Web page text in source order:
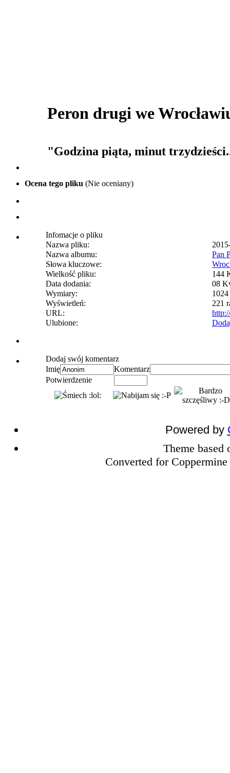
Peron drugi we
"Godzina piąta, minut
Ocena tego pliku (Nie oceniany)
Infomacje o pliku
Nazwa pliku:
Nazwa albumu:
Pan
Słowa kluczowe:
Wielkość pliku:
144
Data dodania:
08
Wymiary:
Wyświetleń:
221
URL:
Ulubione:
Dodaj swój komentarz
Imię
Komentarz
Potwierdzenie
Powered by
Theme based
Converted for